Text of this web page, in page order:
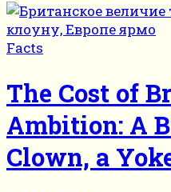
Facts
The Cost of
Ambition: A
Clown, a